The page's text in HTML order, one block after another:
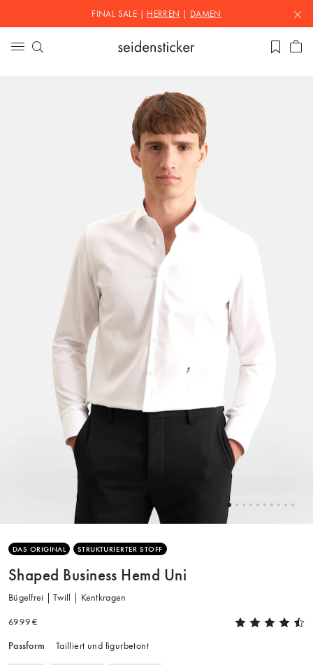
FINAL SALE | HERREN DAMEN
DAS ORIGINAL STRUKTURIERTER STOFF
Shaped Business Hemd Uni
Bügelfrei | Twill | Kentkragen
69.99 €
Passform Tailliert und figurbetont